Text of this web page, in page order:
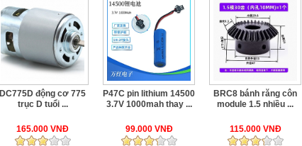
DC775D động cơ 775
trục D tuổi ...
165.000 VNĐ
P47C pin lithium 14500
3.7V 1000mah thay ...
99.000 VNĐ
BRC8 bánh răng côn
module 1.5 nhiều ...
115.000 VNĐ